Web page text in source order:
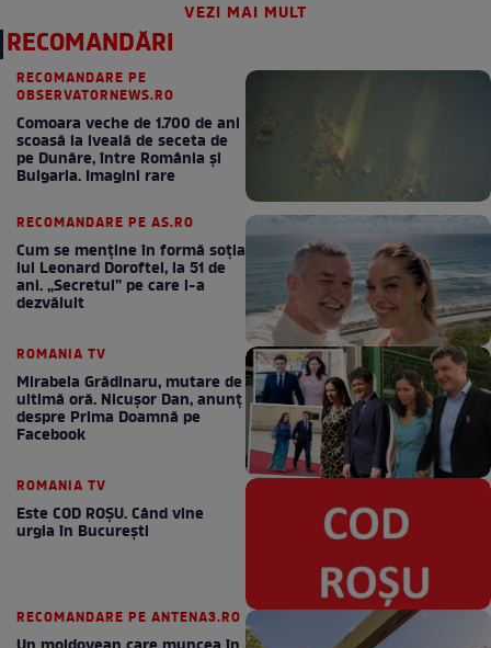
VEZI MAI MULT
RECOMANDĂRI
RECOMANDARE PE
OBSERVATORNEWS.RO
Comoara veche de 1.700 de ani
scoasă la iveală de seceta de
pe Dunăre, între România şi
Bulgaria. Imagini rare
RECOMANDARE PE AS.RO
Cum se menţine în formă soţia
lui Leonard Doroftei, la 51 de
ani. „Secretul” pe care l-a
dezvăluit
ROMANIA TV
Mirabela Grădinaru, mutare de
ultimă oră. Nicuşor Dan, anunţ
despre Prima Doamnă pe
Facebook
ROMANIA TV
Este COD ROŞU. Când vine
urgia în Bucureşti
RECOMANDARE PE ANTENA3.RO